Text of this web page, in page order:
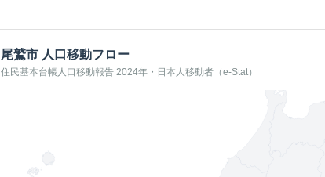
尾鷲市 人口移動フロー
住民基本台帳人口移動報告 2024年・日本人移動者（e-Stat）